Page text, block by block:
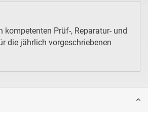
kompetenten Prüf-, Reparatur- und
die jährlich vorgeschriebenen